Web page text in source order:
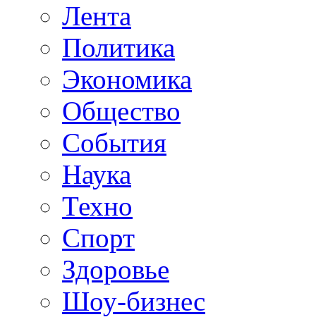
Лента
Политика
Экономика
Общество
События
Наука
Техно
Спорт
Здоровье
Шоу-бизнес